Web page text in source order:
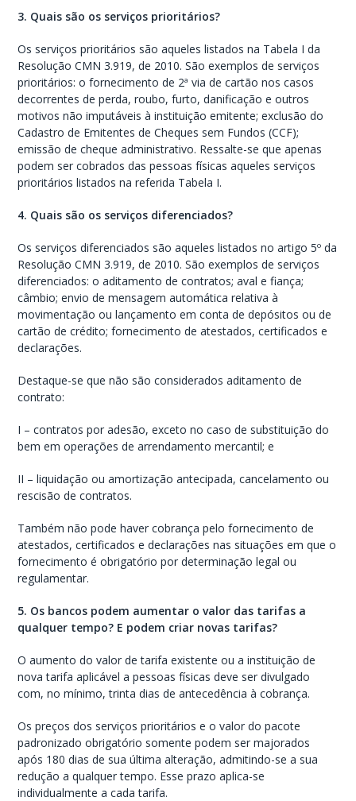
3. Quais são os serviços prioritários?
Os serviços prioritários são aqueles listados na Tabela I da
Resolução CMN 3.919, de 2010. São exemplos de serviços
prioritários: o fornecimento de 2ª via de cartão nos casos
decorrentes de perda, roubo, furto, danificação e outros
motivos não imputáveis à instituição emitente; exclusão do
Cadastro de Emitentes de Cheques sem Fundos (CCF);
emissão de cheque administrativo. Ressalte-se que apenas
podem ser cobrados das pessoas físicas aqueles serviços
prioritários listados na referida Tabela I.
4. Quais são os serviços diferenciados?
Os serviços diferenciados são aqueles listados no artigo 5º da
Resolução CMN 3.919, de 2010. São exemplos de serviços
diferenciados: o aditamento de contratos; aval e fiança;
câmbio; envio de mensagem automática relativa à
movimentação ou lançamento em conta de depósitos ou de
cartão de crédito; fornecimento de atestados, certificados e
declarações.
Destaque-se que não são considerados aditamento de
contrato:
I – contratos por adesão, exceto no caso de substituição do
bem em operações de arrendamento mercantil; e
II – liquidação ou amortização antecipada, cancelamento ou
rescisão de contratos.
Também não pode haver cobrança pelo fornecimento de
atestados, certificados e declarações nas situações em que o
fornecimento é obrigatório por determinação legal ou
regulamentar.
5. Os bancos podem aumentar o valor das tarifas a
qualquer tempo? E podem criar novas tarifas?
O aumento do valor de tarifa existente ou a instituição de
nova tarifa aplicável a pessoas físicas deve ser divulgado
com, no mínimo, trinta dias de antecedência à cobrança.
Os preços dos serviços prioritários e o valor do pacote
padronizado obrigatório somente podem ser majorados
após 180 dias de sua última alteração, admitindo-se a sua
redução a qualquer tempo. Esse prazo aplica-se
individualmente a cada tarifa.